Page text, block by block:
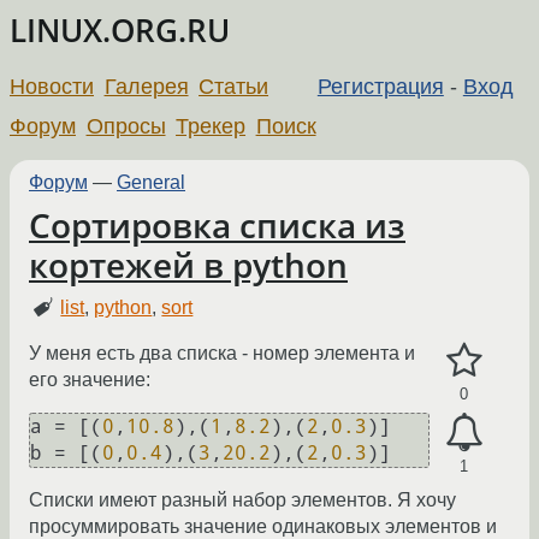
LINUX.ORG.RU
Регистрация - Вход
Новости Галерея Статьи
Форум Опросы Трекер Поиск
Форум — General
Сортировка списка из
кортежей в python
list, python,sort
0
1
У меня есть два списка - номер элемента и
его значение:
a = [( 0 , 10.8),( 1 , 8.2),( 2 , 0.3)]
b = [( 0 , 0.4),( 3 , 20.2),( 2 , 0.3
Списки имеют разный набор элементов. Я хочу
просуммировать значение одинаковых элементов и